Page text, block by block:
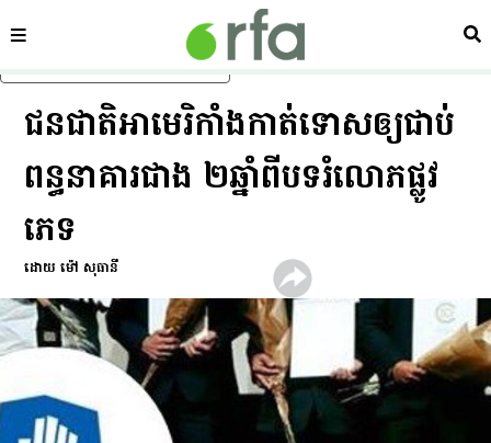
រំលងទៅមាតិកាចម្បង
ផ្នែក ស្វ
ជនជាតិ​អាមេរិកាំង​កាត់​ទោស​ឲ្យ​ជាប់​
ពន្ធនាគារ​ជាង ២ឆ្នាំ​ពី​បទ​រំលោភ​ផ្លូវ​
ភេទ
ដោយ ម៉ៅ សុធានី